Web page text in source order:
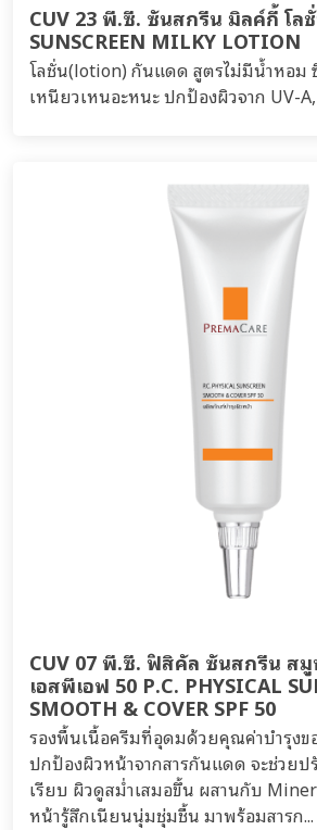
CUV 23 พี.ซี. ซันสกรีน มิลค์กี้ โล
SUNSCREEN MILKY LOTION
โลชั่น(lotion) กันแดด สูตรไม่มีน้ำหอม
เหนียวเหนอะหนะ ปกป้องผิวจาก UV-
CUV 07 พี.ซี. ฟิสิคัล ซันสกรีน ส
เอสพีเอฟ 50 P.C. PHYSICAL
SMOOTH & COVER SPF 50
รองพื้นเนื้อครีมที่อุดมด้วยคุณค่าบำรุงข
ปกป้องผิวหน้าจากสารกันแดด จะช่วย
เรียบ ผิวดูสม่ำเสมอขึ้น ผสานกับ
หน้ารู้สึกเนียนนุ่มชุ่มชื้น มาพร้อมสารก...